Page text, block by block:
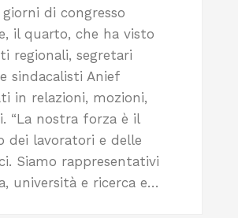
di congresso
il quarto, che ha visto
regionali, segretari
sindacalisti Anief
in relazioni, mozioni,
“La nostra forza è il
dei lavoratori e delle
Siamo rappresentativi
università e ricerca e…